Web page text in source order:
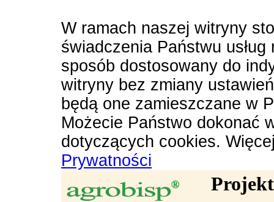
W ramach naszej witryny
świadczenia Państwu
sposób dostosowany do
witryny bez zmiany
będą one zamieszczane w
Możecie Państwo dokonać
dotyczących cookies.
Prywatności